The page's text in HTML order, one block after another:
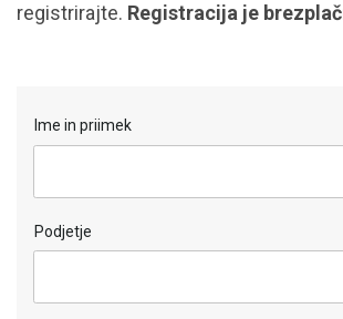
registrirajte. Registracija je
Ime in priimek
Podjetje